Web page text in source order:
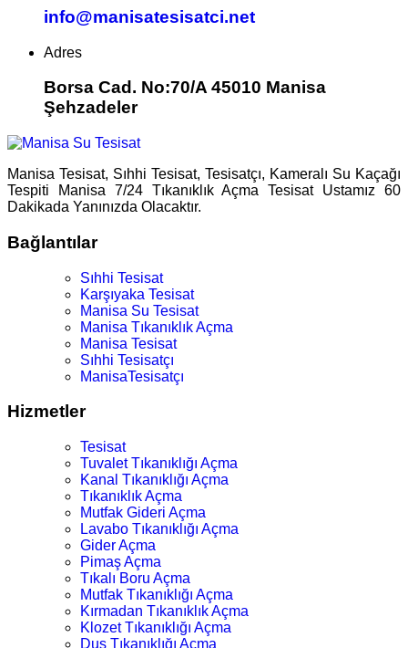
info@manisatesisatci.net
Adres
Borsa Cad. No:70/A 45010 Manisa
Şehzadeler
Manisa Tesisat, Sıhhi Tesisat, Tesisatçı, Kameralı Su Kaçağı
Tespiti Manisa 7/24 Tıkanıklık Açma Tesisat Ustamız 60
Dakikada Yanınızda Olacaktır.
Bağlantılar
Sıhhi Tesisat
Karşıyaka Tesisat
Manisa Su Tesisat
Manisa Tıkanıklık Açma
Manisa Tesisat
Sıhhi Tesisatçı
ManisaTesisatçı
Hizmetler
Tesisat
Tuvalet Tıkanıklığı Açma
Kanal Tıkanıklığı Açma
Tıkanıklık Açma
Mutfak Gideri Açma
Lavabo Tıkanıklığı Açma
Gider Açma
Pimaş Açma
Tıkalı Boru Açma
Mutfak Tıkanıklığı Açma
Kırmadan Tıkanıklık Açma
Klozet Tıkanıklığı Açma
Duş Tıkanıklığı Açma